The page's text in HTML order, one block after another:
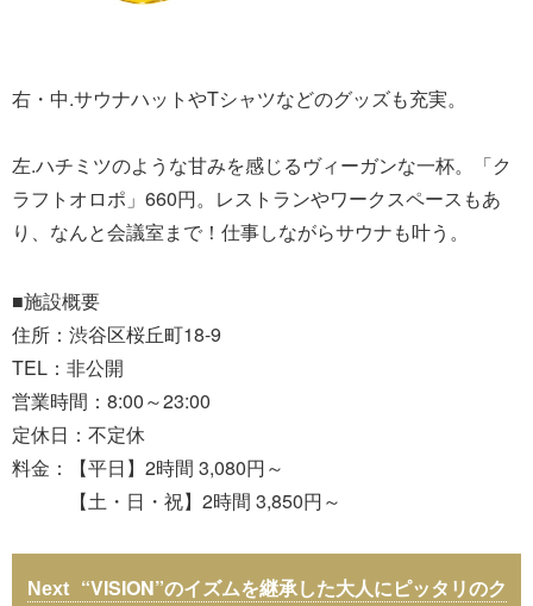
右・中.サウナハットやTシャツなどのグッズも充実。
左.ハチミツのような甘みを感じるヴィーガンな一杯。「ク
ラフトオロポ」660円。レストランやワークスペースもあ
り、なんと会議室まで！仕事しながらサウナも叶う。
■施設概要
住所：渋谷区桜丘町18-9
TEL：非公開
営業時間：8:00～23:00
定休日：不定休
料金：【平日】2時間 3,080円～
【土・日・祝】2時間 3,850円～
“VISION”のイズムを継承した大人にピッタリのク